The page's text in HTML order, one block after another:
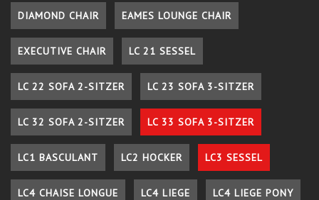
DIAMOND CHAIR EAMES LOUNGE CHAIR
EXECUTIVE CHAIR LC 21 SESSEL
LC 22 SOFA 2-SITZER LC 23 SOFA 3-SITZER
LC 32 SOFA 2-SITZER LC 33 SOFA 3-SITZER
LC1 BASCULANT LC2 HOCKER LC3 SESSEL
LC4 CHAISE LONGUE LC4 LIEGE LC4 LIEGE PONY